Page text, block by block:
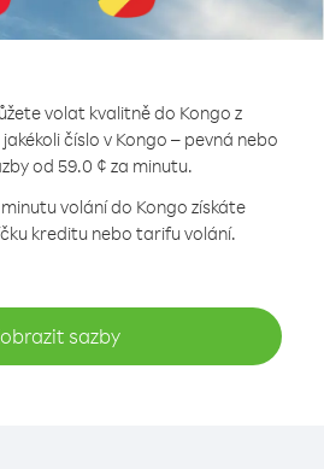
volat kvalitně do Kongo z
číslo v Kongo – pevná nebo
od 59.0 ¢ za minutu.
volání do Kongo získáte
kreditu nebo tarifu volání.
sazby